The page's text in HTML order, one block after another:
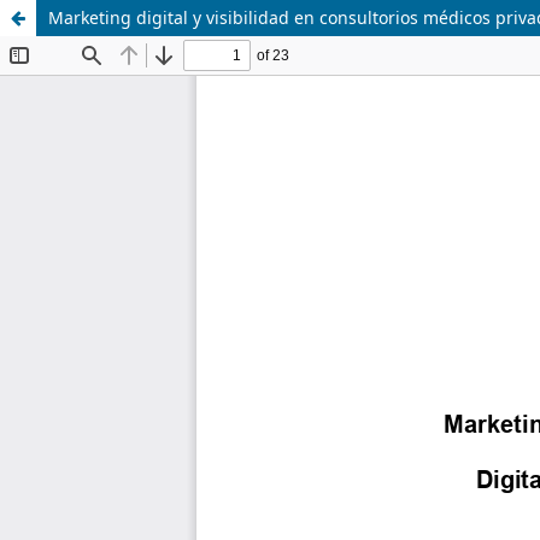
Marketing digital y visibilidad en consultorios médicos